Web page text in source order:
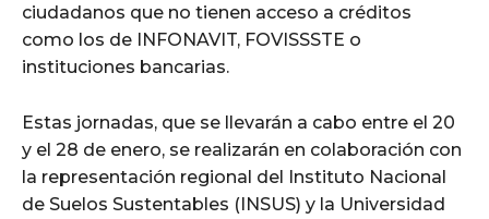
ciudadanos que no tienen acceso a créditos
como los de INFONAVIT, FOVISSSTE o
instituciones bancarias.
Estas jornadas, que se llevarán a cabo entre el 20
y el 28 de enero, se realizarán en colaboración con
la representación regional del Instituto Nacional
de Suelos Sustentables (INSUS) y la Universidad